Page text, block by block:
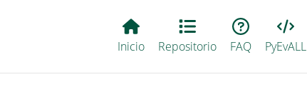
Main EvALL
Inicio Repositorio FAQ PyEvALL